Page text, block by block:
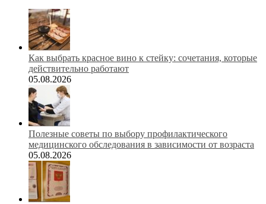
Как выбрать красное вино к стейку: сочетания, которые
действительно работают
05.08.2026
Полезные советы по выбору профилактического
медицинского обследования в зависимости от возраста
05.08.2026